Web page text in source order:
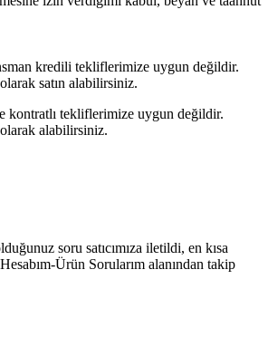
kredili tekliflerimize uygun değildir.
satın alabilirsiniz.
kontratlı tekliflerimize uygun değildir.
alabilirsiniz.
soru satıcımıza iletildi, en kısa
Ürün Sorularım alanından takip